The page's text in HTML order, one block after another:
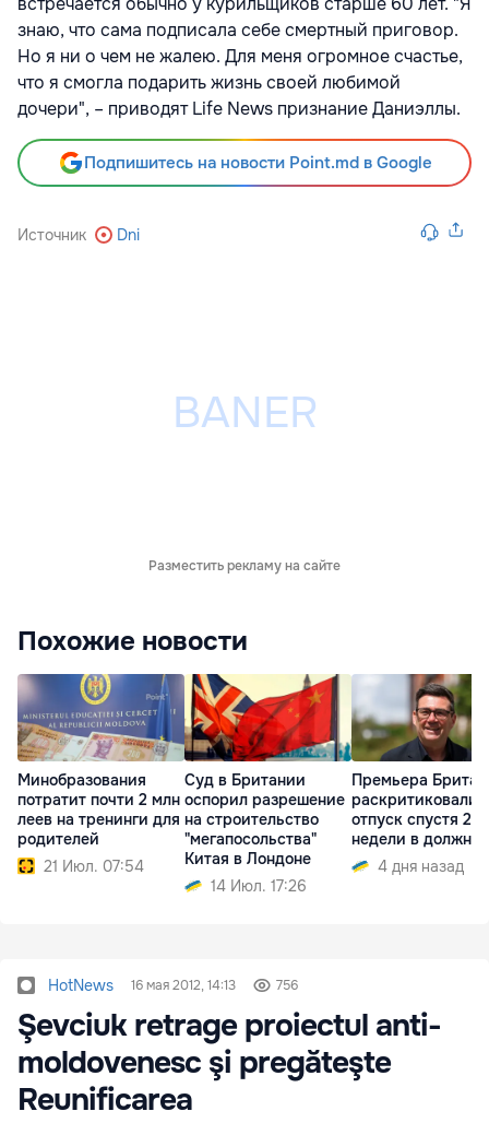
знаю, что сама подписала себе смертный приговор.
Но я ни о чем не жалею. Для меня огромное счастье,
что я смогла подарить жизнь своей любимой
дочери", – приводят Life News признание Даниэллы.
Подпишитесь на новости Point.md в Google
Источник Dni
Разместить рекламу на сайте
Похожие новости
Минобразования
потратит почти 2 млн
леев на тренинги для
родителей
21 Июл. 07:54
Суд в Британии
оспорил разрешение
на строительство
"мегапосольства"
Китая в Лондоне
14 Июл. 17:26
Премьера
раскритиковали
отпуск спустя 2
недели в
4 дня назад
HotNews 16 мая 2012, 14:13 756
Şevciuk retrage proiectul anti-
moldovenesc şi pregăteşte
Reunificarea